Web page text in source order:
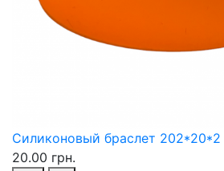
Силиконовый браслет
20.00 грн.